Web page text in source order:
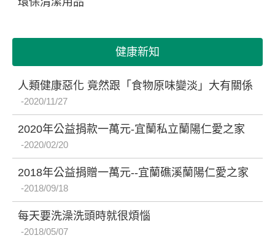
健康新知
人類健康惡化 竟然跟「食物原味變淡」大有關係
2020/11/27
2020年公益捐款一萬元-宜蘭私立蘭陽仁愛之家
2020/02/20
2018年公益捐贈一萬元--宜蘭礁溪蘭陽仁愛之家
2018/09/18
每天要洗澡洗頭時就很煩惱
2018/05/07